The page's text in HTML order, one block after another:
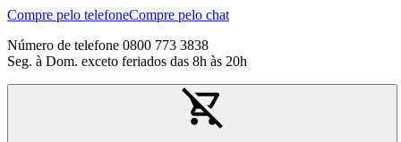
Compre pelo telefoneCompre pelo chat
Número de telefone 0800 773 3838
Seg. à Dom. exceto feriados das 8h às 20h